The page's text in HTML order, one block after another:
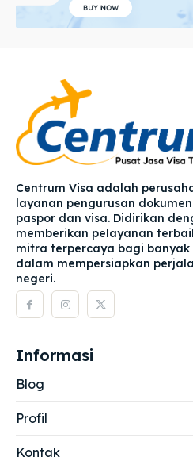
Centrum Visa adalah
layanan pengurusan
paspor dan visa. Didirikan
memberikan pelayanan
mitra terpercaya bagi
dalam mempersiapkan
negeri.
Informasi
Blog
Profil
Kontak